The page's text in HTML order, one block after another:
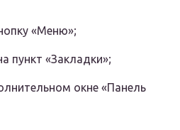
«Меню»;
пункт «Закладки»;
окне «Панель